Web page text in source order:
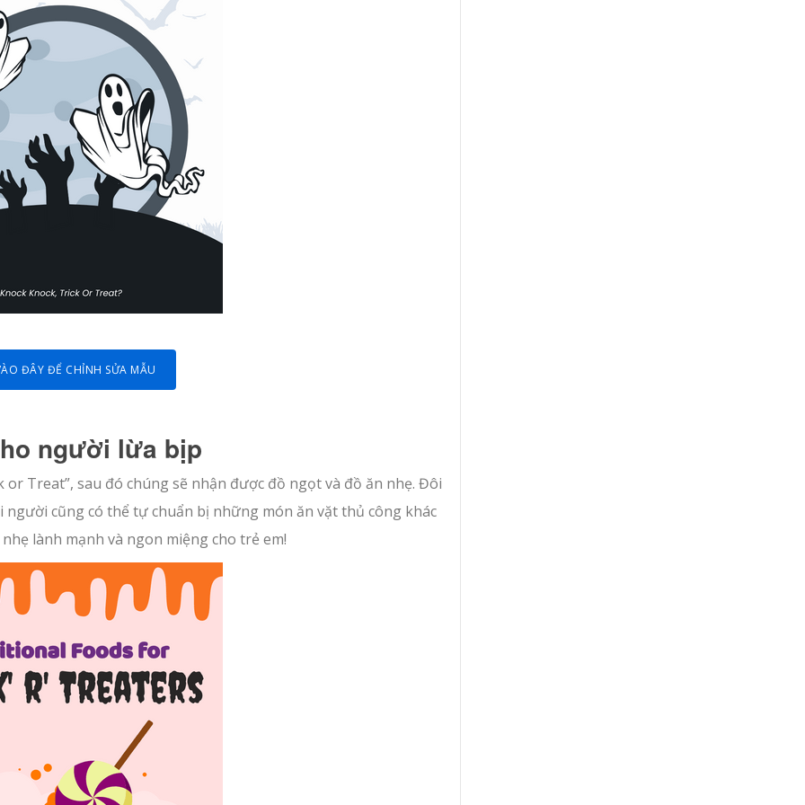
ĐÂY ĐỂ CHỈNH SỬA MẪU
người lừa bịp
Treat”, sau đó chúng sẽ nhận được đồ ngọt và đồ ăn nhẹ. Đôi
cũng có thể tự chuẩn bị những món ăn vặt thủ công khác
lành mạnh và ngon miệng cho trẻ em!